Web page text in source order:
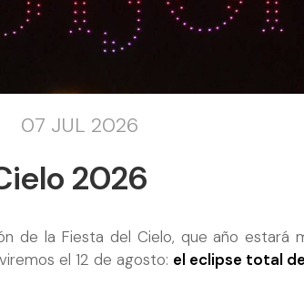
07 JUL 2026
2026
de la Fiesta del Cielo, que año estará
el 12 de agosto: el eclipse total